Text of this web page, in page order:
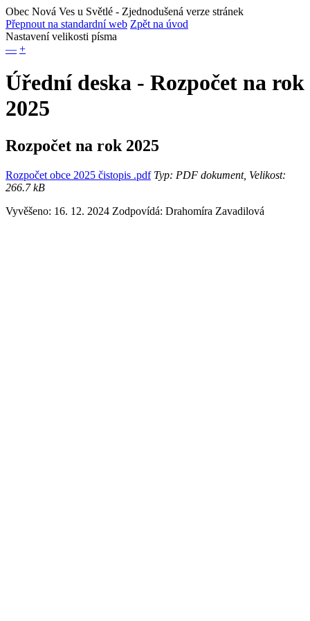
Obec Nová Ves u Světlé - Zjednodušená verze stránek
Přepnout na standardní web Zpět na úvod
Nastavení velikosti písma
— +
Úřední deska - Rozpočet na rok
2025
Rozpočet na rok 2025
Rozpočet obce 2025 čistopis .pdfTyp: PDF dokument, Velikost:
266.7 kB
Vyvěšeno: 16. 12. 2024 Zodpovídá: Drahomíra Zavadilová